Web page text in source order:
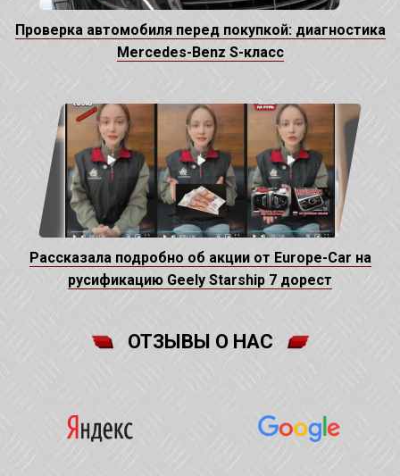
Проверка автомобиля перед покупкой: диагностика
Mercedes-Benz S-класс
Рассказала подробно об акции от Europe-Car на
русификацию Geely Starship 7 дорест
ОТЗЫВЫ О НАС